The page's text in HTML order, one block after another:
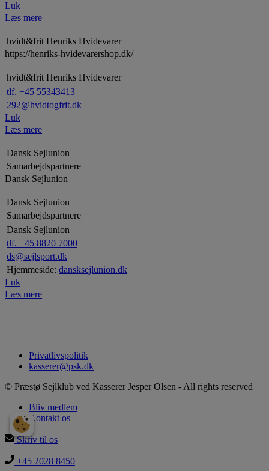
Luk
Læs mere
hvidt&frit Henriks Hvidevarer
https://henriks-hvidevarershop.dk/
hvidt&frit Henriks Hvidevarer
tlf. +45 55343413
292@hvidtogfrit.dk
Luk
Læs mere
Dansk Sejlunion
Samarbejdspartnere
Dansk Sejlunion
Dansk Sejlunion
Samarbejdspartnere
Dansk Sejlunion
tlf. +45 8820 7000
ds@sejlsport.dk
Hjemmeside: dansksejlunion.dk
Luk
Læs mere
Privatlivspolitik
kasserer@psk.dk
© Præstø Sejlklub ved Kasserer Jesper Olsen - All rights reserved
Bliv medlem
Kontakt os
Skriv til os
+45 2028 8450